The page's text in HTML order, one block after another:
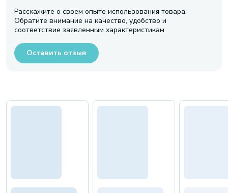
Расскажите о своем опыте использования товара.
Обратите внимание на качество, удобство и
соответствие заявленным характеристикам
Оставить отзыв